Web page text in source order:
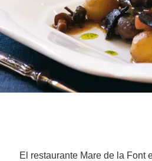
El restaurante Mare de la Font